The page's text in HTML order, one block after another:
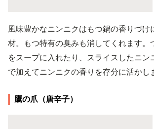
風味豊かなニンニクはもつ鍋の香りづけ
材。もつ特有の臭みも消してくれます。
をスープに入れたり、スライスしたニン
で加えてニンニクの香りを存分に活かし
鷹の爪（唐辛子）